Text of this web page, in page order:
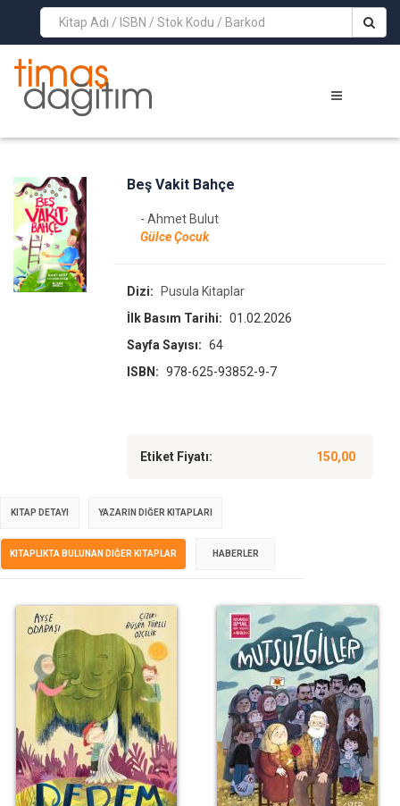
>
Beş Vakit Bahçe
- Ahmet Bulut
Gülce Çocuk
Dizi:
Pusula Kitaplar
İlk Basım Tarihi: 01.02.2026
Sayfa Sayısı: 64
ISBN: 978-625-93852-9-7
Etiket Fiyatı: 150,00
KITAP DETAYI YAZARIN DIĞER KITAPLARI
KITAPLIKTA BULUNAN DIĞER KITAPLAR HABERLER